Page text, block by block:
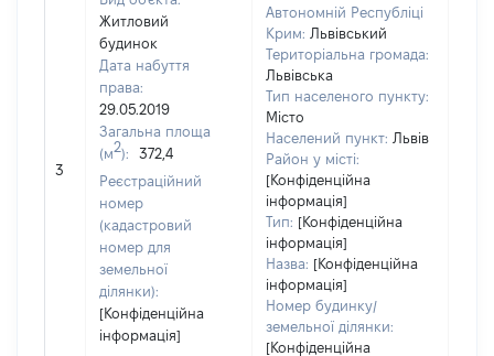
3
Житловий
будинок
Дата набуття
права:
29.05.2019
Загальна площа
(м2):
372,4
Реєстраційний
номер
(кадастровий
номер для
земельної
ділянки):
[Конфіденційна
інформація]
Автономній Республіці
Крим: Львівський
Територіальна громада:
Львівська
Тип населеного пункту:
Місто
Населений пункт: Львів
Район у місті:
[Конфіденційна
інформація]
Тип: [Конфіденційна
інформація]
Назва: [Конфіденційна
інформація]
Номер будинку/
земельної ділянки:
[Конфіденційна